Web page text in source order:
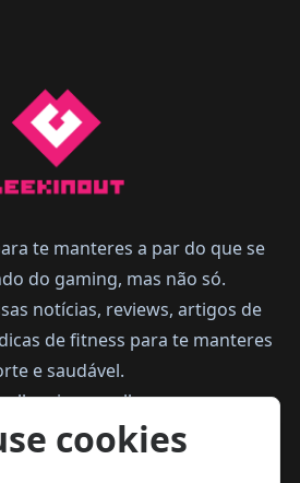
te manteres a par do que se
do gaming, mas não só.
notícias, reviews, artigos de
de fitness para te manteres
e saudável.
joga melhor.
cookies